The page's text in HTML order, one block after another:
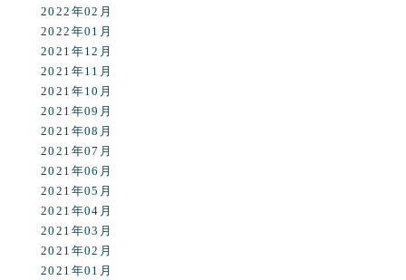
2022年02月
2022年01月
2021年12月
2021年11月
2021年10月
2021年09月
2021年08月
2021年07月
2021年06月
2021年05月
2021年04月
2021年03月
2021年02月
2021年01月